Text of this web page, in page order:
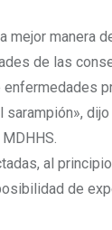
mejor manera
de las
sarampión»,
al
de